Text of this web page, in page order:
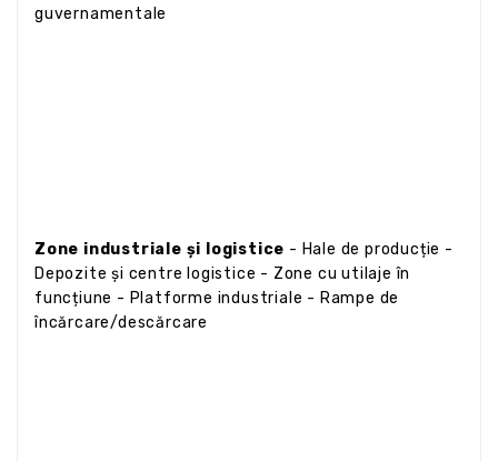
guvernamentale
Zone industriale și logistice - Hale de producție -
Depozite și centre logistice - Zone cu utilaje în
funcțiune - Platforme industriale - Rampe de
încărcare/descărcare